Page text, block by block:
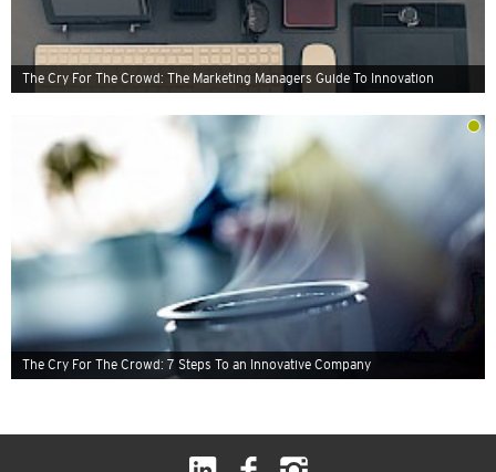
The Cry For The Crowd: The Marketing Managers Guide To Innovation
The Cry For The Crowd: 7 Steps To an Innovative Company